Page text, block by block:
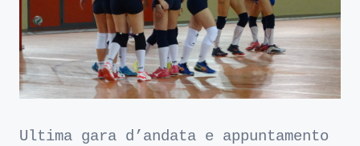
Ultima gara d’andata e appuntamento